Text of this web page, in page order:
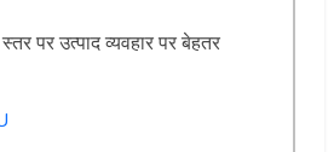
पर उत्पाद व्यवहार पर बेहतर